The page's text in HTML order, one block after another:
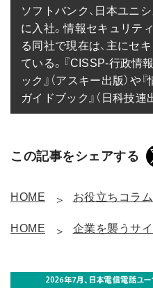
ソフトバンク、日本ユニ
に入社。情報セキュリテ
る同社で現在は、主にセ
ている。『CISSP-行政情
ック』（アスキー出版）や
ガイドブック』（日科技連
この記事をシェアする
HOME お役立ちコラム
HOME 企業を襲うサ